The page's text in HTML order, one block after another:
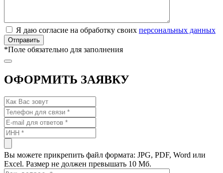
Я даю согласие на обработку своих персональных данных
*Поле обязательно для заполнения
ОФОРМИТЬ ЗАЯВКУ
Вы можете прикрепить файл формата: JPG, PDF, Word или
Excel. Размер не должен превышать 10 Мб.